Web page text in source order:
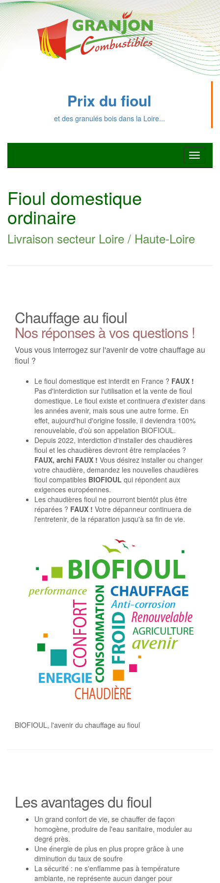
Prix du fioul
et des granulés bois dans la Loire...
Toggle
Fioul domestique
ordinaire
Livraison secteur Loire / Haute-Loire
Chauffage au fioul
Nos réponses à vos questions !
Vous vous interrogez sur l'avenir de votre chauffage au
fioul ?
Le fioul domestique est interdit en France ? FAUX !
Pas d'interdiction sur l'utilisation et la vente de fioul
domestique. Le fioul existe et continuera d'exister dans
les années avenir, mais sous une autre forme. En
effet, aujourd'hui d'origine fossile, il deviendra 100%
renouvelable, d'où son appelation BIOFIOUL.
Depuis 2022, interdiction d'installer des chaudières
fioul et les chaudières devront être remplacées ?
FAUX, archi FAUX ! Vous désirez installer ou changer
votre chaudière, demandez les nouvelles chaudières
fioul compatibles BIOFIOUL qui répondent aux
exigences européennes.
Les chaudières fioul ne pourront bientôt plus être
réparées ? FAUX ! Votre dépanneur continuera de
l'entretenir, de la réparation jusqu'à sa fin de vie.
BIOFIOUL, l'avenir du chauffage au fioul
Les avantages du fioul
Un grand confort de vie, se chauffer de façon
homogène, produire de l'eau sanitaire, moduler au
degré près.
Une énergie de plus en plus propre grâce à une
diminution du taux de soufre
La sécurité : ne s'enflamme pas à température
ambiante, ne représente aucun danger pour